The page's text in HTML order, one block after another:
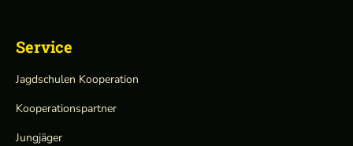
Service
Jagdschulen Kooperation
Kooperationspartner
Jungjäger